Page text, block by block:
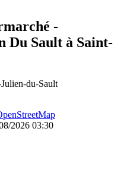
-
Du Sault à Saint-
du-Sault
2026 03:30